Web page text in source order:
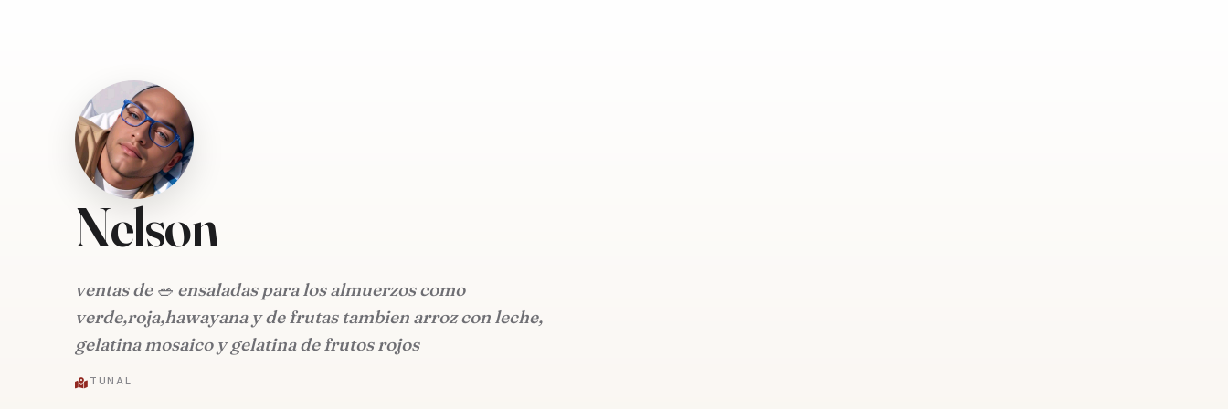
Nelson
ventas de 🥗 ensaladas para los almuerzos como
verde,roja,hawayana y de frutas tambien arroz con leche,
gelatina mosaico y gelatina de frutos rojos
TUNAL